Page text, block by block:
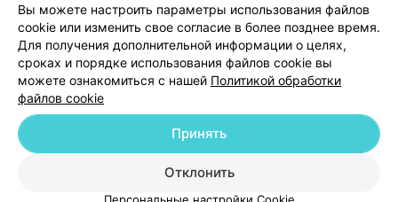
Обработка персональных данных
© 2026 ООО «Артокс Лаб», УНП 191700409
| 220012, Республика Беларусь,
Служба поддержки +375 291212755
Вы можете настроить параметры использования файлов
cookie или изменить свое согласие в более позднее время.
Для получения дополнительной информации о целях,
сроках и порядке использования файлов cookie вы
можете ознакомиться с нашей Политикой обработки
файлов cookie
Отклонить
Принять